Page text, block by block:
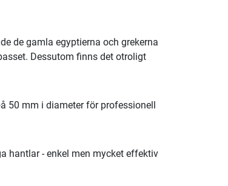
de gamla egyptierna och grekerna
Dessutom finns det otroligt
50 mm i diameter för professionell
hantlar - enkel men mycket effektiv